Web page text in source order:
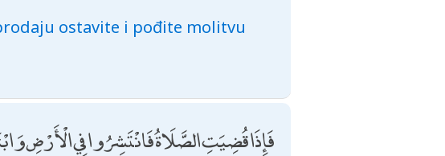
ostavite i pođite molitvu
فَإِذَا قُضِيَتِ الصَّلَاةُ فَانْتَشِرُوا فِي الْأَرْضِ